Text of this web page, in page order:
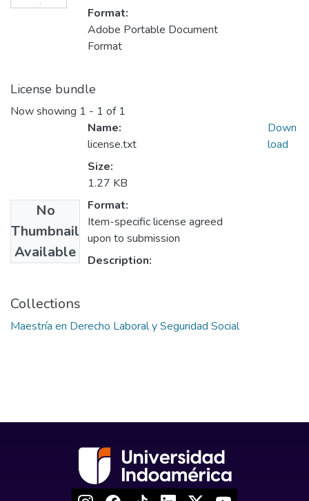
Format:
Adobe Portable Document
Format
License bundle
Now showing 1 - 1 of 1
No
Thumbnail
Available
Name:
license.txt
Size:
1.27 KB
Format:
Item-specific license agreed
upon to submission
Description:
Down
load
Collections
Maestría en Derecho Laboral y Seguridad Social